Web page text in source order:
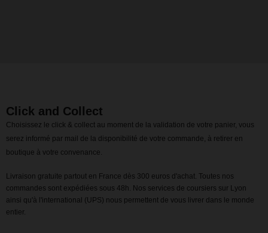
Click and Collect
Choisissez le click & collect au moment de la validation de votre panier, vous
serez informé par mail de la disponibilité de votre commande, à retirer en
boutique à votre convenance.
Livraison gratuite partout en France dès 300 euros d'achat. Toutes nos
commandes sont expédiées sous 48h. Nos services de coursiers sur Lyon
ainsi qu'à l'international (UPS) nous permettent de vous livrer dans le monde
entier.